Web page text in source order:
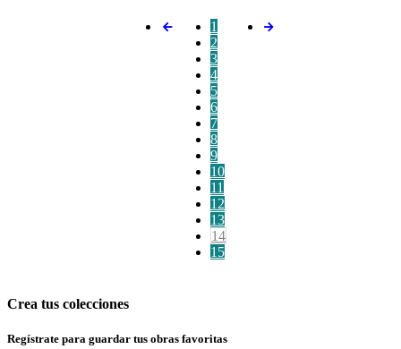
1
2
3
4
5
6
7
8
9
10
11
12
13
14
15
Crea tus colecciones
Regístrate para guardar tus obras favoritas